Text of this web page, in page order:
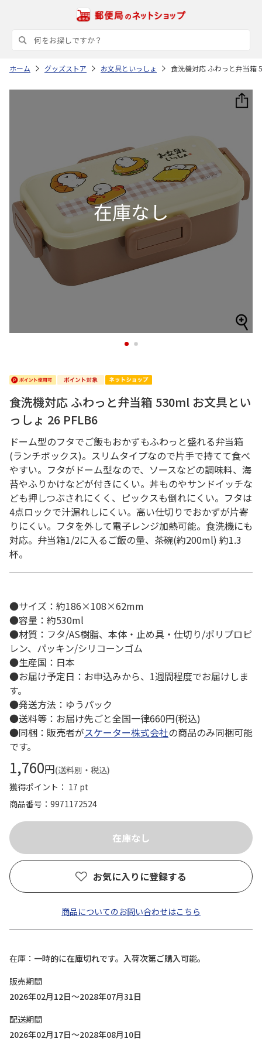
ホーム グッズストア お文具といっしょ 食洗機対応 ふわっと弁当箱
1 2
食洗機対応 ふわっと弁当箱 530ml お文具とい
っしょ 26 PFLB6
ドーム型のフタでご飯もおかずもふわっと盛れる弁当箱
(ランチボックス)。スリムタイプなので片手で持てて食べ
やすい。フタがドーム型なので、ソースなどの調味料、海
苔やふりかけなどが付きにくい。丼ものやサンドイッチな
ども押しつぶされにくく、ピックスも倒れにくい。フタは
4点ロックで汁漏れしにくい。高い仕切りでおかずが片寄
りにくい。フタを外して電子レンジ加熱可能。食洗機にも
対応。弁当箱1/2に入るご飯の量、茶碗(約200ml) 約1.3
杯。
●サイズ：約186×108×62mm
●容量：約530ml
●材質：フタ/AS樹脂、本体・止め具・仕切り/ポリプロピ
レン、パッキン/シリコーンゴム
●生産国：日本
●お届け予定日：お申込みから、1週間程度でお届けしま
す。
●発送方法：ゆうパック
●送料等：お届け先ごと全国一律660円(税込)
●同梱：販売者がスケーター株式会社の商品のみ同梱可能
です。
1,760円(送料別・税込)
獲得ポイント： 17 pt
商品番号
9971172524
お気に入りに登録する
商品についてのお問い合わせはこちら
在庫
一時的に在庫切れです。入荷次第ご購入可能。
販売期間
2026年02月12日～2028年07月31日
配送期間
2026年02月17日～2028年08月10日